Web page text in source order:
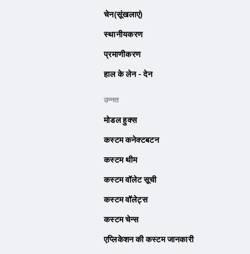
चेन(सूंखलाएं)
स्थानीयकरण
प्रमाणीकरण
हाल के लेन - देन
उन्नत
मोडल हुक्स
कस्टम कनेक्टबटन
कस्टम थीम
कस्टम वॉलेट सूची
कस्टम वॉलेट्स
कस्टम चेन्स
एप्लिकेशन की कस्टम जानकारी